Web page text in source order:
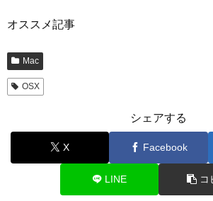
オススメ記事
Mac
OSX
シェアする
X Facebook
LINE コ